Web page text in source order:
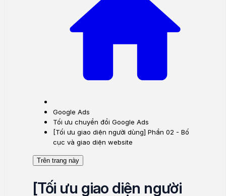
Google Ads
Tối ưu chuyển đổi Google Ads
[Tối ưu giao diện người dùng] Phần 02 - Bố
cục và giao diện website
Trên trang này
[Tối ưu giao diện người